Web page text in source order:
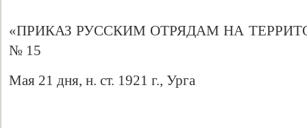
«ПРИКАЗ РУССКИМ ОТРЯДАМ НА
№ 15
Мая 21 дня, н. ст. 1921 г., Урга